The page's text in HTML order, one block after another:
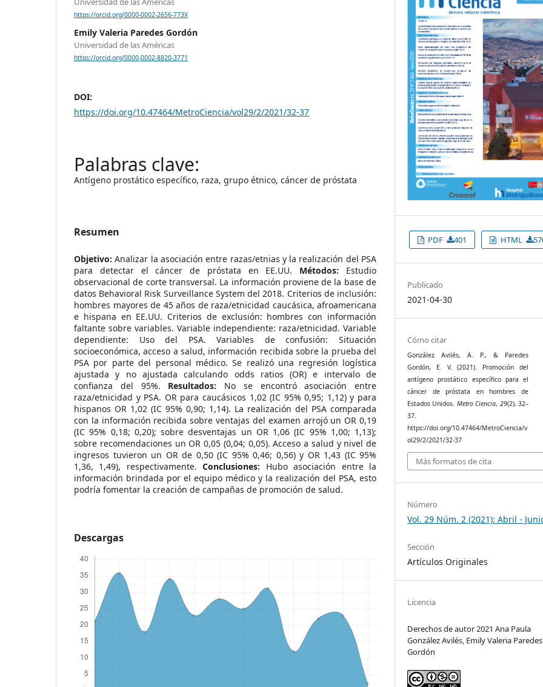
https://orcid.org/0000-0002-2656-773X
Emily Valeria Paredes Gordón
Universidad de las Américas
https://orcid.org/0000-0002-8820-3771
DOI:
https://doi.org/10.47464/MetroCiencia/vol29/2/2021/32-37
Antígeno prostático específico, raza, grupo étnico, cáncer de próstata
Resumen
Objetivo: Analizar la asociación entre razas/etnias y la realización del PSA
para detectar el cáncer de próstata en EE.UU. Métodos: Estudio
observacional de corte transversal. La información proviene de la base de
datos Behavioral Risk Surveillance System del 2018. Criterios de inclusión:
hombres mayores de 45 años de raza/etnicidad caucásica, afroamericana
e hispana en EE.UU. Criterios de exclusión: hombres con información
faltante sobre variables. Variable independiente: raza/etnicidad. Variable
dependiente: Uso del PSA. Variables de confusión: Situación
socioeconómica, acceso a salud, información recibida sobre la prueba del
PSA por parte del personal médico. Se realizó una regresión logística
ajustada y no ajustada calculando odds ratios (OR) e intervalo de
confianza del 95%. Resultados: No se encontró asociación entre
raza/etnicidad y PSA. OR para caucásicos 1,02 (IC 95% 0,95; 1,12) y para
hispanos OR 1,02 (IC 95% 0,90; 1,14). La realización del PSA comparada
con la información recibida sobre ventajas del examen arrojó un OR 0,19
(IC 95% 0,18; 0,20); sobre desventajas un OR 1,06 (IC 95% 1,00; 1,13);
sobre recomendaciones un OR 0,05 (0,04; 0,05). Acceso a salud y nivel de
ingresos tuvieron un OR de 0,50 (IC 95% 0,46; 0,56) y OR 1,43 (IC 95%
1,36, 1,49), respectivamente.Conclusiones: Hubo asociación entre la
información brindada por el equipo médico y la realización del PSA, esto
podría fomentar la creación de campañas de promoción de salud.
Descargas
PDF 401 HTML
Publicado
2021-04-30
Cómo citar
González Avilés, A. P., & Paredes
Gordón, E. V. (2021). Promoción del
antígeno prostático específico para el
cáncer de próstata en hombres de
Estados Unidos. Metro Ciencia, 29(2), 32–
37.
https://doi.org/10.47464/MetroCiencia/v
ol29/2/2021/32-37
Más formatos de cita
Número
Vol. 29 Núm. 2 (2021): Abril -
Sección
Artículos Originales
Licencia
Derechos de autor 2021 Ana Paula
González Avilés, Emily Valeria Paredes
Gordón